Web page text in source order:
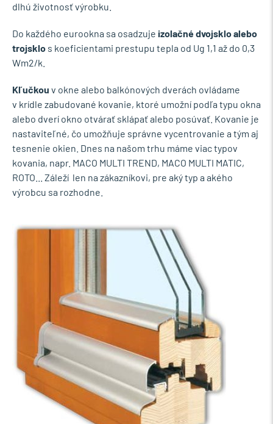
dlhú životnosť výrobku.
Do každého eurookna sa osadzuje izolačné dvojsklo alebo
trojsklo s koeficientami prestupu tepla od Ug 1,1 až do 0,3
Wm2/k.
Kľučkou v okne alebo balkónových dverách ovládame
v krídle zabudované kovanie, ktoré umožní podľa typu okna
alebo dverí okno otvárať sklápať alebo posúvať. Kovanie je
nastaviteľné, čo umožňuje správne vycentrovanie a tým aj
tesnenie okien. Dnes na našom trhu máme viac typov
kovania, napr. MACO MULTI TREND, MACO MULTI MATIC,
ROTO... Záleží len na zákazníkovi, pre aký typ a akého
výrobcu sa rozhodne.